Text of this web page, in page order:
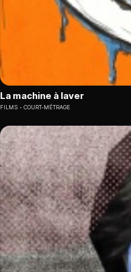
La machine à laver
FILMS COURT-MÉTRAGE